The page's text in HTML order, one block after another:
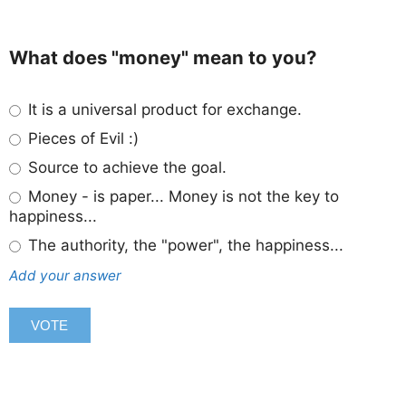
What does "money" mean to you?
It is a universal product for exchange.
Pieces of Evil :)
Source to achieve the goal.
Money - is paper... Money is not the key to
happiness...
The authority, the "power", the happiness...
Add your answer